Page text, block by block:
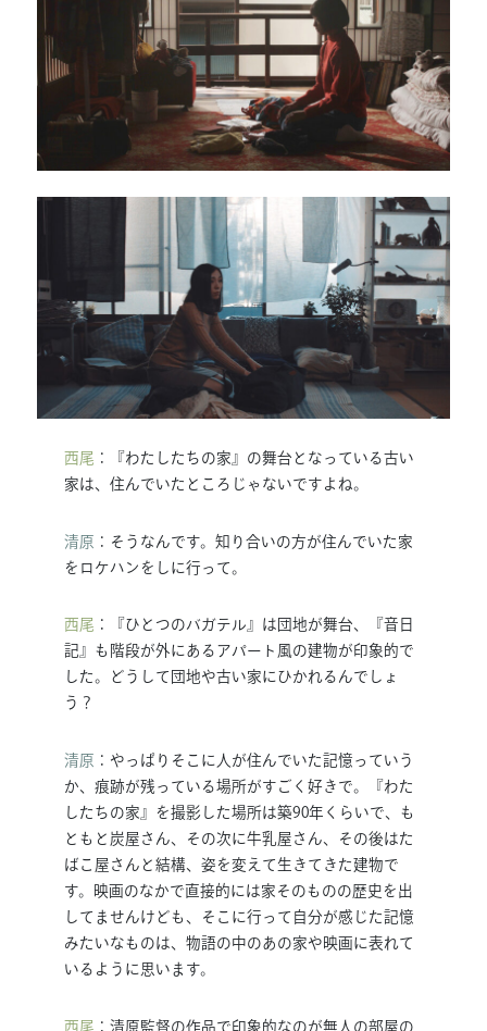
西尾 ：『わたしたちの家』の舞台となっている古い
家は、住んでいたところじゃないですよね。
清原 ：そうなんです。知り合いの方が住んでいた家
をロケハンをしに行って。
西尾 ：『ひとつのバガテル』は団地が舞台、『音日
記』も階段が外にあるアパート風の建物が印象的で
した。どうして団地や古い家にひかれるんでしょ
う？
清原 ：やっぱりそこに人が住んでいた記憶っていう
か、痕跡が残っている場所がすごく好きで。『わた
したちの家』を撮影した場所は築90年くらいで、も
ともと炭屋さん、その次に牛乳屋さん、その後はた
ばこ屋さんと結構、姿を変えて生きてきた建物で
す。映画のなかで直接的には家そのものの歴史を出
してませんけども、そこに行って自分が感じた記憶
みたいなものは、物語の中のあの家や映画に表れて
いるように思います。
西尾 ：清原監督の作品で印象的なのが無人の部屋の